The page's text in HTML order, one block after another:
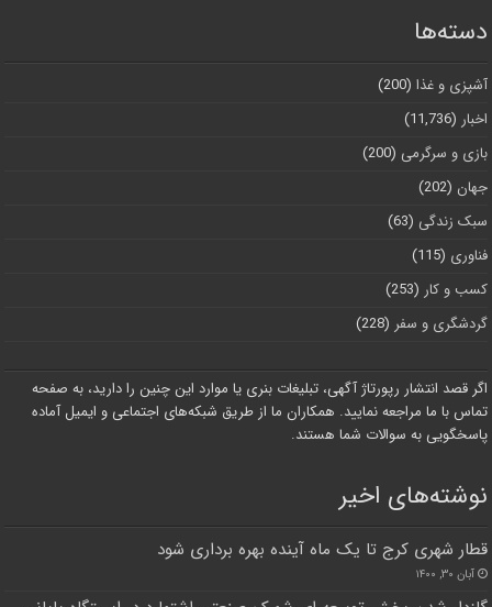
دسته‌ها
آشپزی و غذا (200)
اخبار (11,736)
بازی و سرگرمی (200)
جهان (202)
سبک زندگی (63)
فناوری (115)
کسب و کار (253)
گردشگری و سفر (228)
اگر قصد انتشار رپورتاژ آگهی، تبلیغات بنری یا موارد این چنین را دارید، به صفحه
تماس با ما مراجعه نمایید. همکاران ما از طریق شبکه‌های اجتماعی و ایمیل آماده
پاسخگویی به سوالات شما هستند.
نوشته‌های اخیر
قطار شهری کرج تا یک ماه آینده بهره برداری شود
آبان ۳۰, ۱۴۰۰